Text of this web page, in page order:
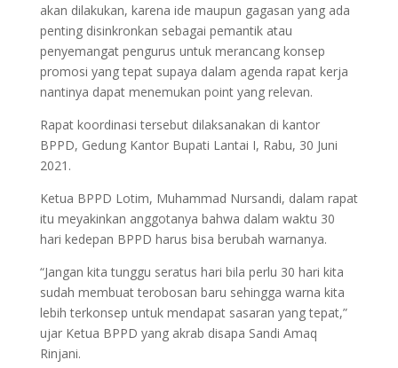
akan dilakukan, karena ide maupun gagasan yang ada
penting disinkronkan sebagai pemantik atau
penyemangat pengurus untuk merancang konsep
promosi yang tepat supaya dalam agenda rapat kerja
nantinya dapat menemukan point yang relevan.
Rapat koordinasi tersebut dilaksanakan di kantor
BPPD, Gedung Kantor Bupati Lantai I, Rabu, 30 Juni
2021.
Ketua BPPD Lotim, Muhammad Nursandi, dalam rapat
itu meyakinkan anggotanya bahwa dalam waktu 30
hari kedepan BPPD harus bisa berubah warnanya.
“Jangan kita tunggu seratus hari bila perlu 30 hari kita
sudah membuat terobosan baru sehingga warna kita
lebih terkonsep untuk mendapat sasaran yang tepat,”
ujar Ketua BPPD yang akrab disapa Sandi Amaq
Rinjani.